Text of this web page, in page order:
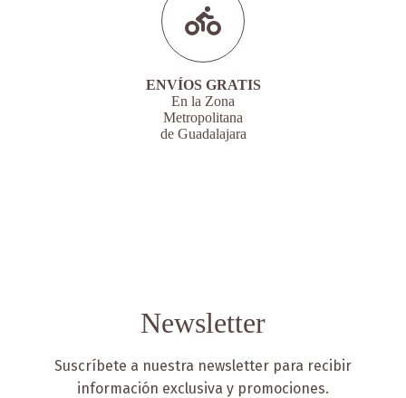
ENVÍOS GRATIS
En la Zona
Metropolitana
de Guadalajara
Newsletter
Suscríbete a nuestra newsletter para recibir
información exclusiva y promociones.